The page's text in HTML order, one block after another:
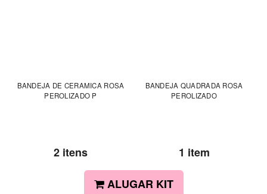
BANDEJA DE CERAMICA ROSA
PEROLIZADO P
2 itens
BANDEJA QUADRADA ROSA
PEROLIZADO
1 item
ALUGAR KIT